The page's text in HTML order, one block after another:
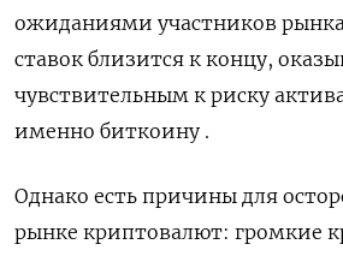
ожиданиями участников
ставок близится к концу,
чувствительным к риску
именно биткоину .
Однако есть причины для
рынке криптовалют: громкие